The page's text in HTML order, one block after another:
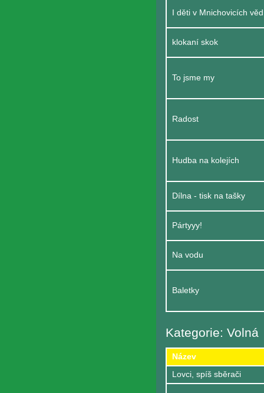
I děti v Mnichovicích
klokaní skok
To jsme my
Radost
Hudba na kolejích
Dílna - tisk na tašky
Pártyyy!
Na vodu
Baletky
Kategorie: Volná
Název
Lovci, spíš sběrači